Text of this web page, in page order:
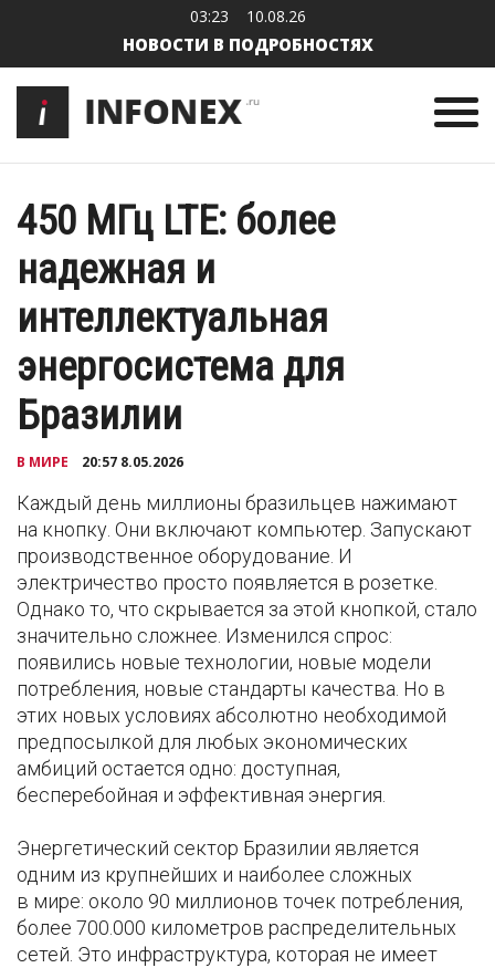
03:23 10.08.26
НОВОСТИ В ПОДРОБНОСТЯХ
450 МГц LTE: более
надежная и
интеллектуальная
энергосистема для
Бразилии
В МИРЕ 20:57 8.05.2026
Каждый день миллионы бразильцев нажимают
на кнопку. Они включают компьютер. Запускают
производственное оборудование. И
электричество просто появляется в розетке.
Однако то, что скрывается за этой кнопкой, стало
значительно сложнее. Изменился спрос:
появились новые технологии, новые модели
потребления, новые стандарты качества. Но в
этих новых условиях абсолютно необходимой
предпосылкой для любых экономических
амбиций остается одно: доступная,
бесперебойная и эффективная энергия.
Энергетический сектор Бразилии является
одним из крупнейших и наиболее сложных
в мире: около 90 миллионов точек потребления,
более 700.000 километров распределительных
сетей. Это инфраструктура, которая не имеет